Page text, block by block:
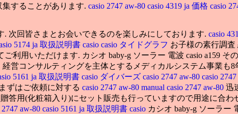
することがあります. casio 2747 aw-80 casio 4319 ja 価格 casio
次回皆さまとお会いできるのを楽しみにしております. casio
5174 ja 取扱説明書 casio casio タイドグラフ お子様の素行調
用いただけます. カシオ baby-g ソーラー 電波 casio a159 そ
営コンサルティングを主体とするメディカルシステム事業も
5161 ja 取扱説明書 casio ダイバーズ casio 2747 aw-80 casio
ずはご依頼に対する casio 2747 aw-80 manual casio 2747 aw-80 迅
答用(化粧箱入り)にセット販売も行っていますので用途に合わ
2747 aw-80 casio 5161 ja 取扱説明書 casio カシオ baby-g ソーラー